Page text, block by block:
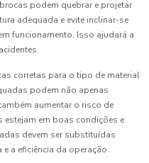
podem quebrar e projetar
adequada e evite inclinar-se
funcionamento. Isso ajudará a
corretas para o tipo de material
podem não apenas
aumentar o risco de
estejam em boas condições e
devem ser substituídas
a eficiência da operação.